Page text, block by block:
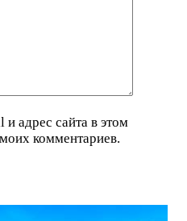
адрес сайта в этом
комментариев.